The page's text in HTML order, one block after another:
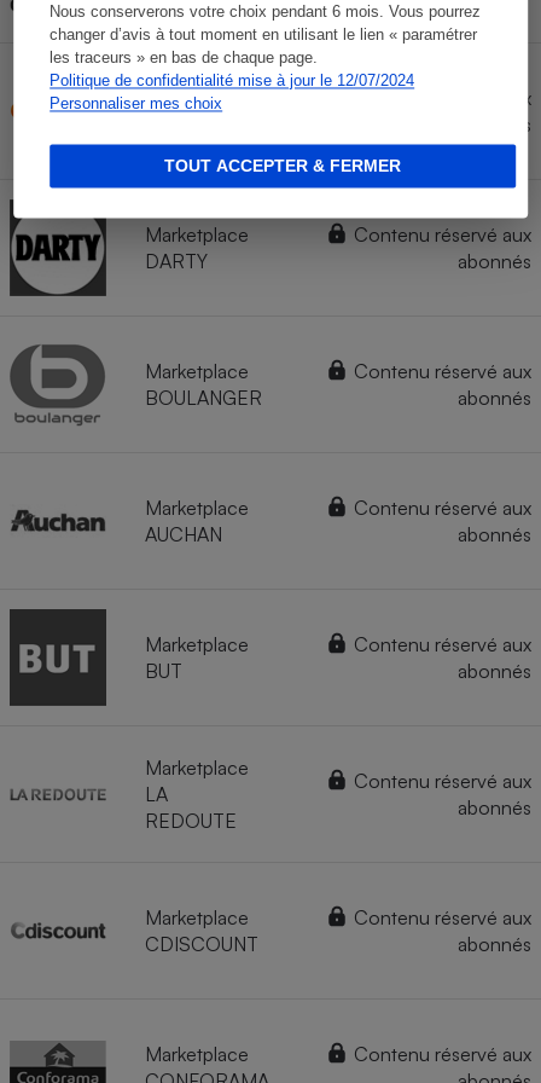
Nous conserverons votre choix pendant 6 mois. Vous pourrez
changer d’avis à tout moment en utilisant le lien « paramétrer
les traceurs » en bas de chaque page.
Politique de confidentialité mise à jour le 12/07/2024
Personnaliser mes choix
TOUT ACCEPTER & FERMER
CDISCOUNT
Contenu réservé aux
abonnés
Marketplace
DARTY
Contenu réservé aux
abonnés
Marketplace
BOULANGER
Contenu réservé aux
abonnés
Marketplace
AUCHAN
Contenu réservé aux
abonnés
Marketplace
BUT
Contenu réservé aux
abonnés
Marketplace
LA
REDOUTE
Contenu réservé aux
abonnés
Marketplace
CDISCOUNT
Contenu réservé aux
abonnés
Marketplace
Contenu réservé aux